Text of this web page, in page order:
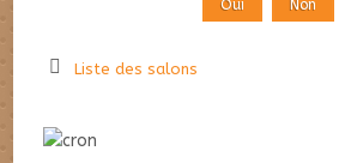
Liste des salons